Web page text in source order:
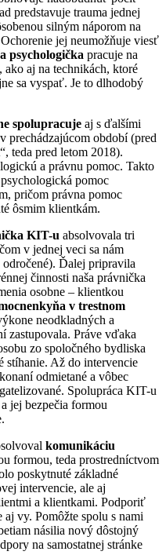
predstavuje trauma jednej
silným náporom na
jej neumožňuje viesť
psychologička pracuje na
ako aj na technikách, ktoré
sa vyspať. Je to dlhodobý
spolupracuje aj s ďalšími
období (pred
teda pred letom 2018).
a právnu pomoc. Takto
pomoc
pričom právna pomoc
ôsmim klientkám.
KIT-u absolvovala tri
v jednej veci sa nám
Ďalej pripravila
činnosti naša právnička
osobne – klientkou
v trestnom
neodkladných a
zastupovala. Práve vďaka
zo spoločného bydliska
stíhanie. Až do intervencie
odmietané a vôbec
Spolupráca KIT-u
jej bezpečia formou
komunikáciu
formou, teda prostredníctvom
poskytnuté základné
intervencie, ale aj
a klientkami. Podporiť
aj vy. Pomôžte spolu s nami
násilia nový dôstojný
na samostatnej stránke